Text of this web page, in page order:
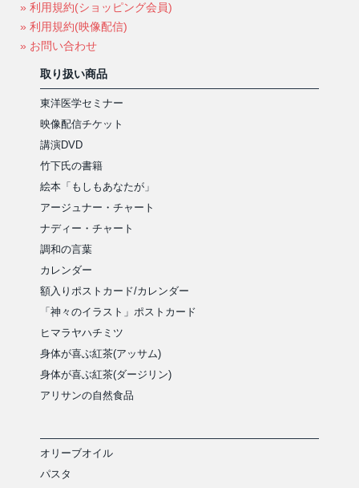
» 利用規約(ショッピング会員)
» 利用規約(映像配信)
» お問い合わせ
取り扱い商品
東洋医学セミナー
映像配信チケット
講演DVD
竹下氏の書籍
絵本「もしもあなたが」
アージュナー・チャート
ナディー・チャート
調和の言葉
カレンダー
額入りポストカード/カレンダー
「神々のイラスト」ポストカード
ヒマラヤハチミツ
身体が喜ぶ紅茶(アッサム)
身体が喜ぶ紅茶(ダージリン)
アリサンの自然食品
オリーブオイル
パスタ